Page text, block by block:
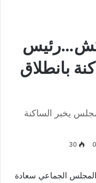
بانطلاق
يخبر الساكنة
0
30
الجماعي سعادة